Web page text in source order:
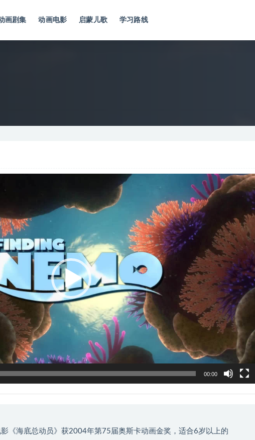
画剧集 动画电影 启蒙儿歌 学习路线
00:00
《海底总动员》获2004年第75届奥斯卡动画金奖，适合6岁以上的